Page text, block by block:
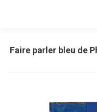
Faire parler bleu de